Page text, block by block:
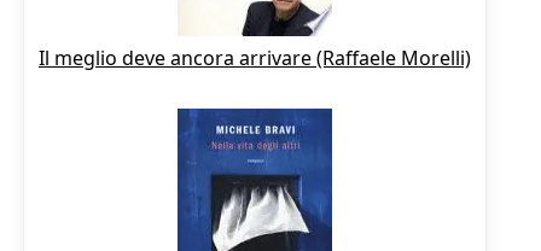
Il meglio deve ancora arrivare (Raffaele Morelli)